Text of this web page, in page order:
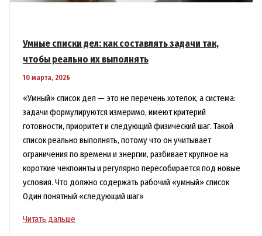
Умные списки дел: как составлять задачи так,
чтобы реально их выполнять
10 марта, 2026
«Умный» список дел — это не перечень хотелок, а система:
задачи формулируются измеримо, имеют критерий
готовности, приоритет и следующий физический шаг. Такой
список реально выполнять, потому что он учитывает
ограничения по времени и энергии, разбивает крупное на
короткие чекпоинты и регулярно пересобирается под новые
условия. Что должно содержать рабочий «умный» список
Один понятный «следующий шаг»
Умные
Читать дальше